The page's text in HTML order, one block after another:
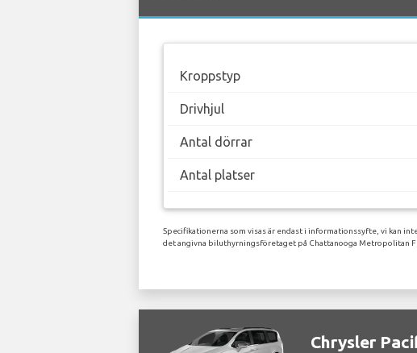
Kroppstyp
Drivhjul
Antal dörrar
Antal platser
Specifikationerna som visas är endast i informationssyfte, vi kan
det angivna biluthyrningsföretaget på Chattanooga Metropolitan
Chrysler